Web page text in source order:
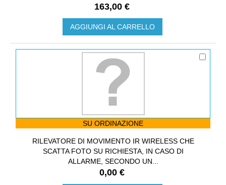
163,00 €
AGGIUNGI AL CARRELLO
SU ORDINAZIONE
RILEVATORE DI MOVIMENTO IR WIRELESS CHE
SCATTA FOTO SU RICHIESTA, IN CASO DI
ALLARME, SECONDO UN...
0,00 €